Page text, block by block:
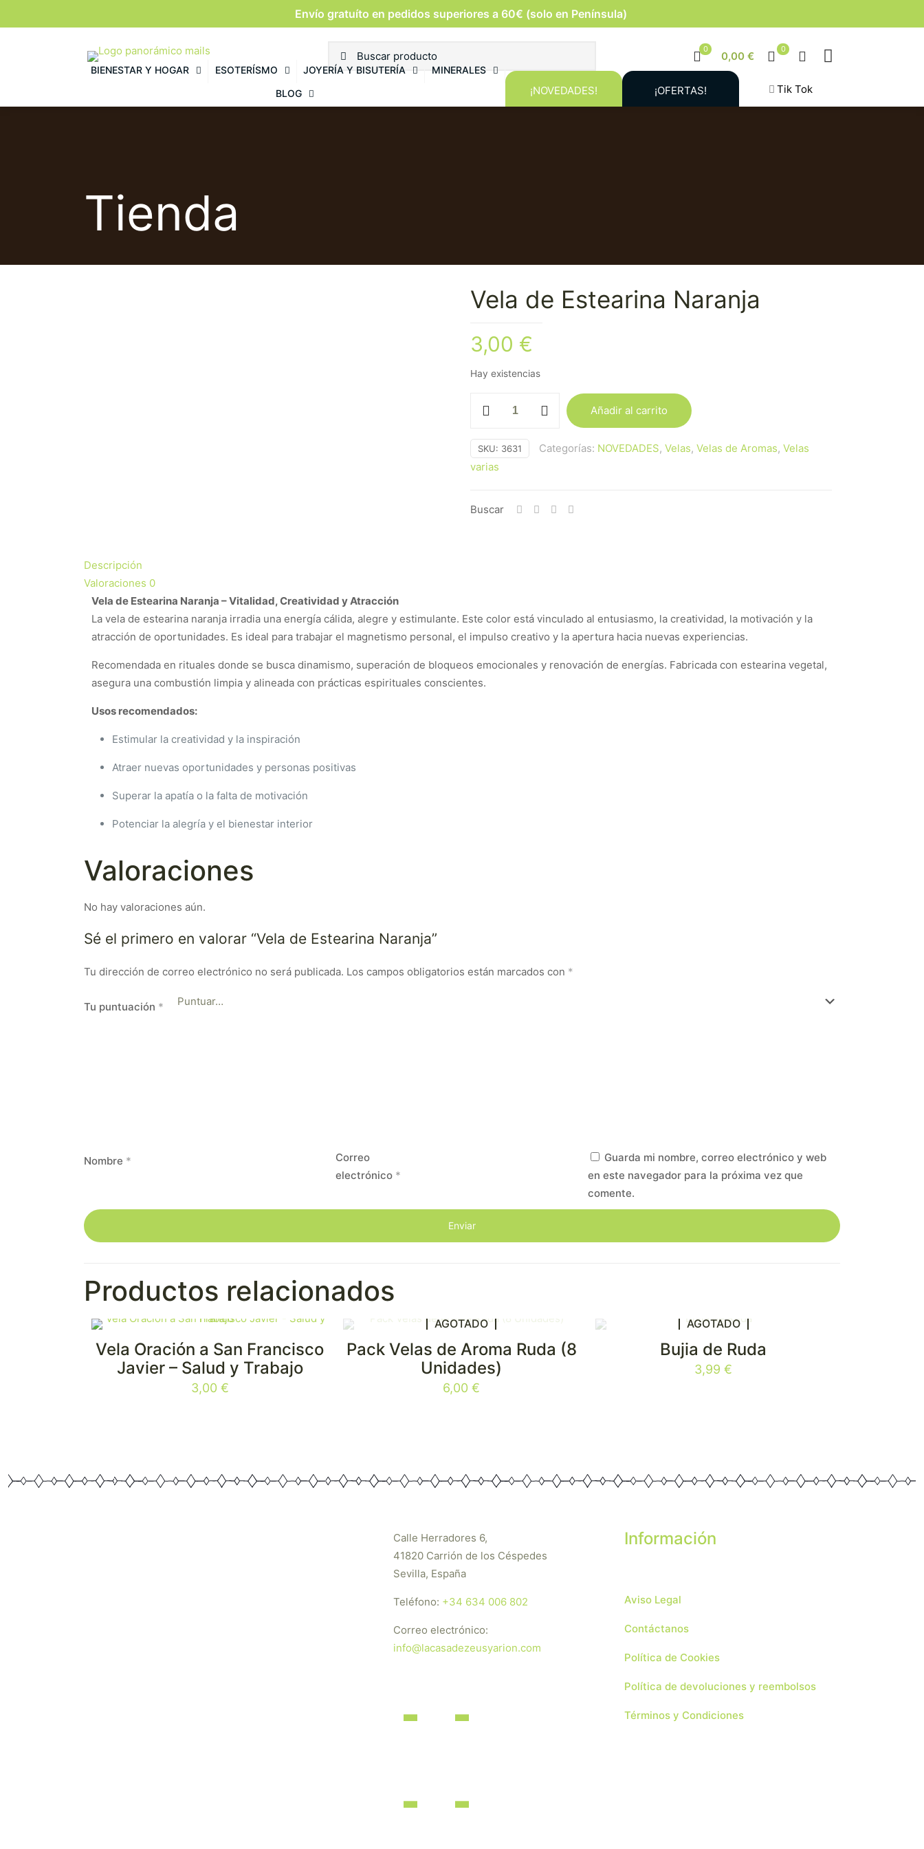
Envío gratuíto en pedidos superiores a 60€ (solo en Península)
0
0,00 €
0
BIENESTAR Y HOGAR ESOTERÍSMO JOYERÍA Y BISUTERÍA
MINERALES
BLOG
¡NOVEDADES! ¡OFERTAS! Tik Tok
Tienda
Vela de Estearina Naranja
3,00 €
Hay existencias
Estearina
Naranja
cantidad
Añadir al carrito
SKU: 3631 Categorías: NOVEDADES, Velas, Velas de Aromas, Velas
varias
Buscar
Descripción
Valoraciones 0
Vela de Estearina Naranja – Vitalidad, Creatividad y Atracción
La vela de estearina naranja irradia una energía cálida, alegre y estimulante. Este color está vinculado al entusiasmo, la creatividad, la motivación y la
atracción de oportunidades. Es ideal para trabajar el magnetismo personal, el impulso creativo y la apertura hacia nuevas experiencias.
Recomendada en rituales donde se busca dinamismo, superación de bloqueos emocionales y renovación de energías. Fabricada con estearina vegetal,
asegura una combustión limpia y alineada con prácticas espirituales conscientes.
Usos recomendados:
Estimular la creatividad y la inspiración
Atraer nuevas oportunidades y personas positivas
Superar la apatía o la falta de motivación
Potenciar la alegría y el bienestar interior
Valoraciones
No hay valoraciones aún.
Sé el primero en valorar “Vela de Estearina Naranja”
Tu dirección de correo electrónico no será publicada. Los campos obligatorios están marcados con *
Tu puntuación *
Nombre *
Correo
electrónico *
Guarda mi nombre, correo electrónico y web
en este navegador para la próxima vez que
comente.
Productos relacionados
Vela Oración a San Francisco
Javier – Salud y Trabajo
3,00 €
AGOTADO
Pack Velas de Aroma Ruda (8
Unidades)
6,00€
AGOTADO
Bujia de Ruda
3,99€
Calle Herradores 6,
41820 Carrión de los Céspedes
Sevilla, España
Teléfono: +34 634 006 802
Correo electrónico:
info@lacasadezeusyarion.com
Información
Aviso Legal
Contáctanos
Política de Cookies
Política de devoluciones y reembolsos
Términos y Condiciones